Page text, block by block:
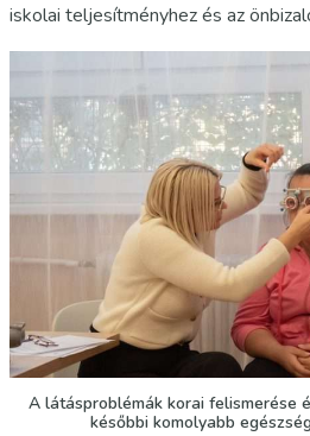
iskolai teljesítményhez és az
A látásproblémák korai felismerése
későbbi komolyabb